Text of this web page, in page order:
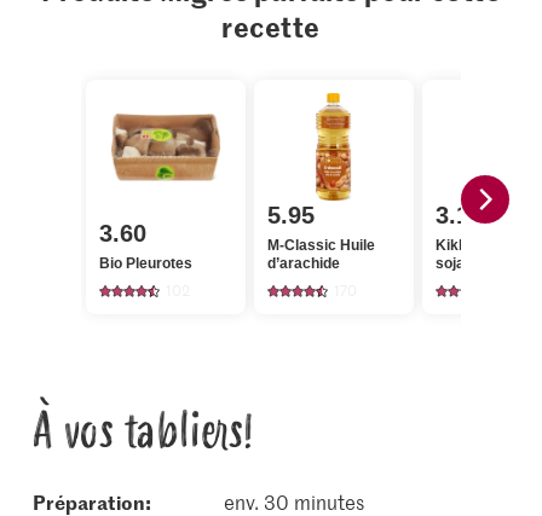
recette
3.60
Bio Pleurotes
5.95
M-Classic Huile
d’arachide
3.15
Kikkoman
soja
À vos tabliers!
Préparation:
env. 30 minutes